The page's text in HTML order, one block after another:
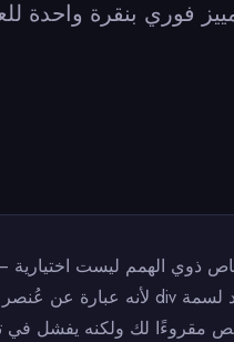
مقروءًا لك ولكنه يفشل في